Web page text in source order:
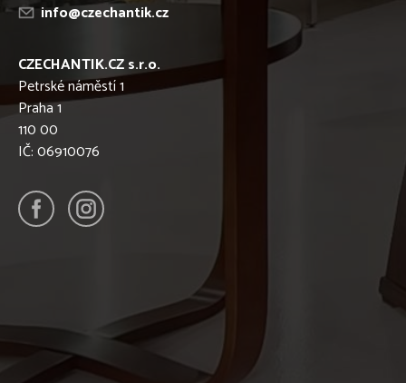
info@czechantik.cz
CZECHANTIK.CZ s.r.o.
Petrské náměstí 1
Praha 1
110 00
IČ: 06910076